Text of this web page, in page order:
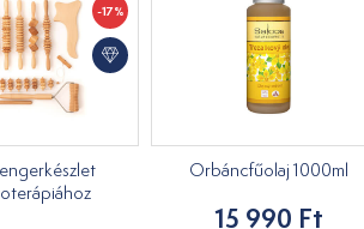
-17%
Orbáncfűolaj 1000ml
15 990 Ft